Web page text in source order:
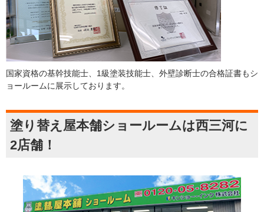
国家資格の基幹技能士、1級塗装技能士、外壁診断士の合格証書もシ
ョールームに展示しております。
塗り替え屋本舗ショールームは西三河に
2店舗！